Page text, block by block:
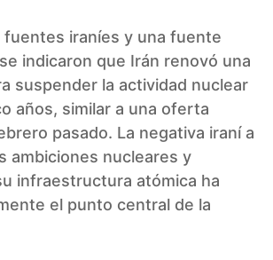
fuentes iraníes y una fuente
indicaron que Irán renovó una
suspender la actividad nuclear
años, similar a una oferta
pasado. La negativa iraní a
ambiciones nucleares y
infraestructura atómica ha
el punto central de la